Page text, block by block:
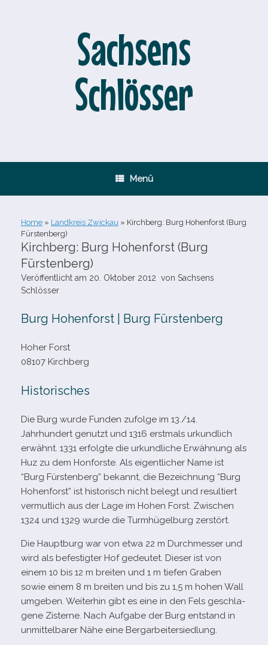
Sachsens
Schlösser
Menü
Home » Landkreis Zwickau » Kirchberg: Burg Hohenforst (Burg
Fürstenberg)
Kirchberg: Burg Hohenforst (Burg
Fürstenberg)
Veröffentlicht am 20. Oktober 2012 von Sachsens
Schlösser
Burg Hohenforst | Burg Fürstenberg
Hoher Forst
08107 Kirchberg
Historisches
Die Burg wurde Funden zufolge im 13./14.
Jahrhundert genutzt und 1316 erst­mals urkund­lich
erwähnt. 1331 erfolgte die urkund­li­che Erwähnung als
Huz zu dem Honforste. Als eigent­li­cher Name ist
“Burg Fürstenberg” bekannt, die Bezeichnung “Burg
Hohenforst” ist his­to­risch nicht belegt und resul­tiert
ver­mut­lich aus der Lage im Hohen Forst. Zwischen
1324 und 1329 wurde die Turmhügelburg zerstört.
Die Hauptburg war von etwa 22 m Durchmesser und
wird als befes­tig­ter Hof gedeu­tet. Dieser ist von
einem 10 bis 12 m brei­ten und 1 m tie­fen Graben
sowie einem 8 m brei­ten und bis zu 1,5 m hohen Wall
umge­ben. Weiterhin gibt es eine in den Fels geschla­
gene Zisterne. Nach Aufgabe der Burg ent­stand in
unmit­tel­ba­rer Nähe eine Bergarbeitersiedlung.